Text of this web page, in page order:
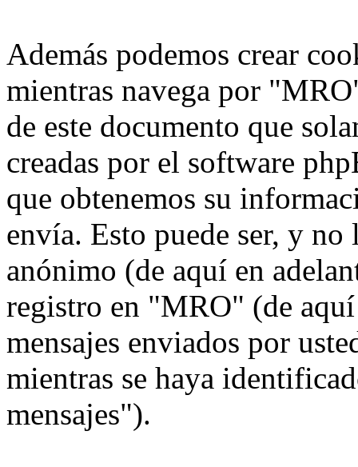
Además podemos crear
mientras navega por
de este documento que
creadas por el software
que obtenemos su
envía. Esto puede ser, y
anónimo (de aquí en
registro en "MRO" (de
mensajes enviados por
mientras se haya
mensajes").